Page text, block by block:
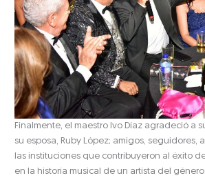
Finalmente, el maestro Ivo Díaz agradeció a
su esposa, Ruby López; amigos, seguidores,
las instituciones que contribuyeron al éxito
en la historia musical de un artista del